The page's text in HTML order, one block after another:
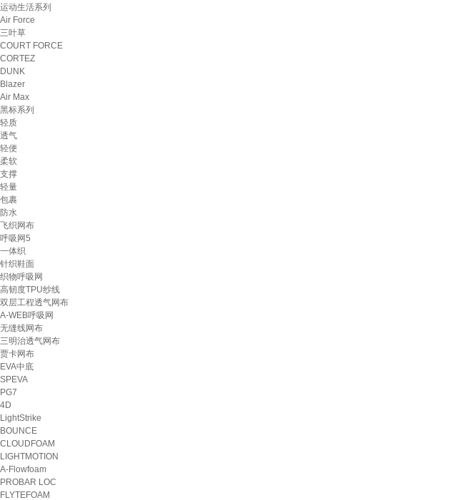
运动生活系列
Air Force
三叶草
COURT FORCE
CORTEZ
DUNK
Blazer
Air Max
黑标系列
轻质
透气
轻便
柔软
支撑
轻量
包裹
防水
飞织网布
呼吸网5
一体织
针织鞋面
织物呼吸网
高韧度TPU纱线
双层工程透气网布
A-WEB呼吸网
无缝线网布
三明治透气网布
贾卡网布
EVA中底
SPEVA
PG7
4D
LightStrike
BOUNCE
CLOUDFOAM
LIGHTMOTION
A-Flowfoam
PROBAR LOC
FLYTEFOAM